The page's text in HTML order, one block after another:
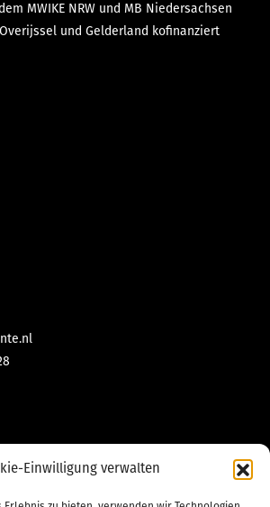
Einwilligung verwalten
MWIKE NRW und MB Niedersachsen
und Gelderland kofinanziert